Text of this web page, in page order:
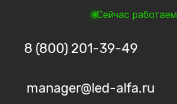
Сейчас работаем
8 (800) 201-39-49
manager@led-alfa.ru